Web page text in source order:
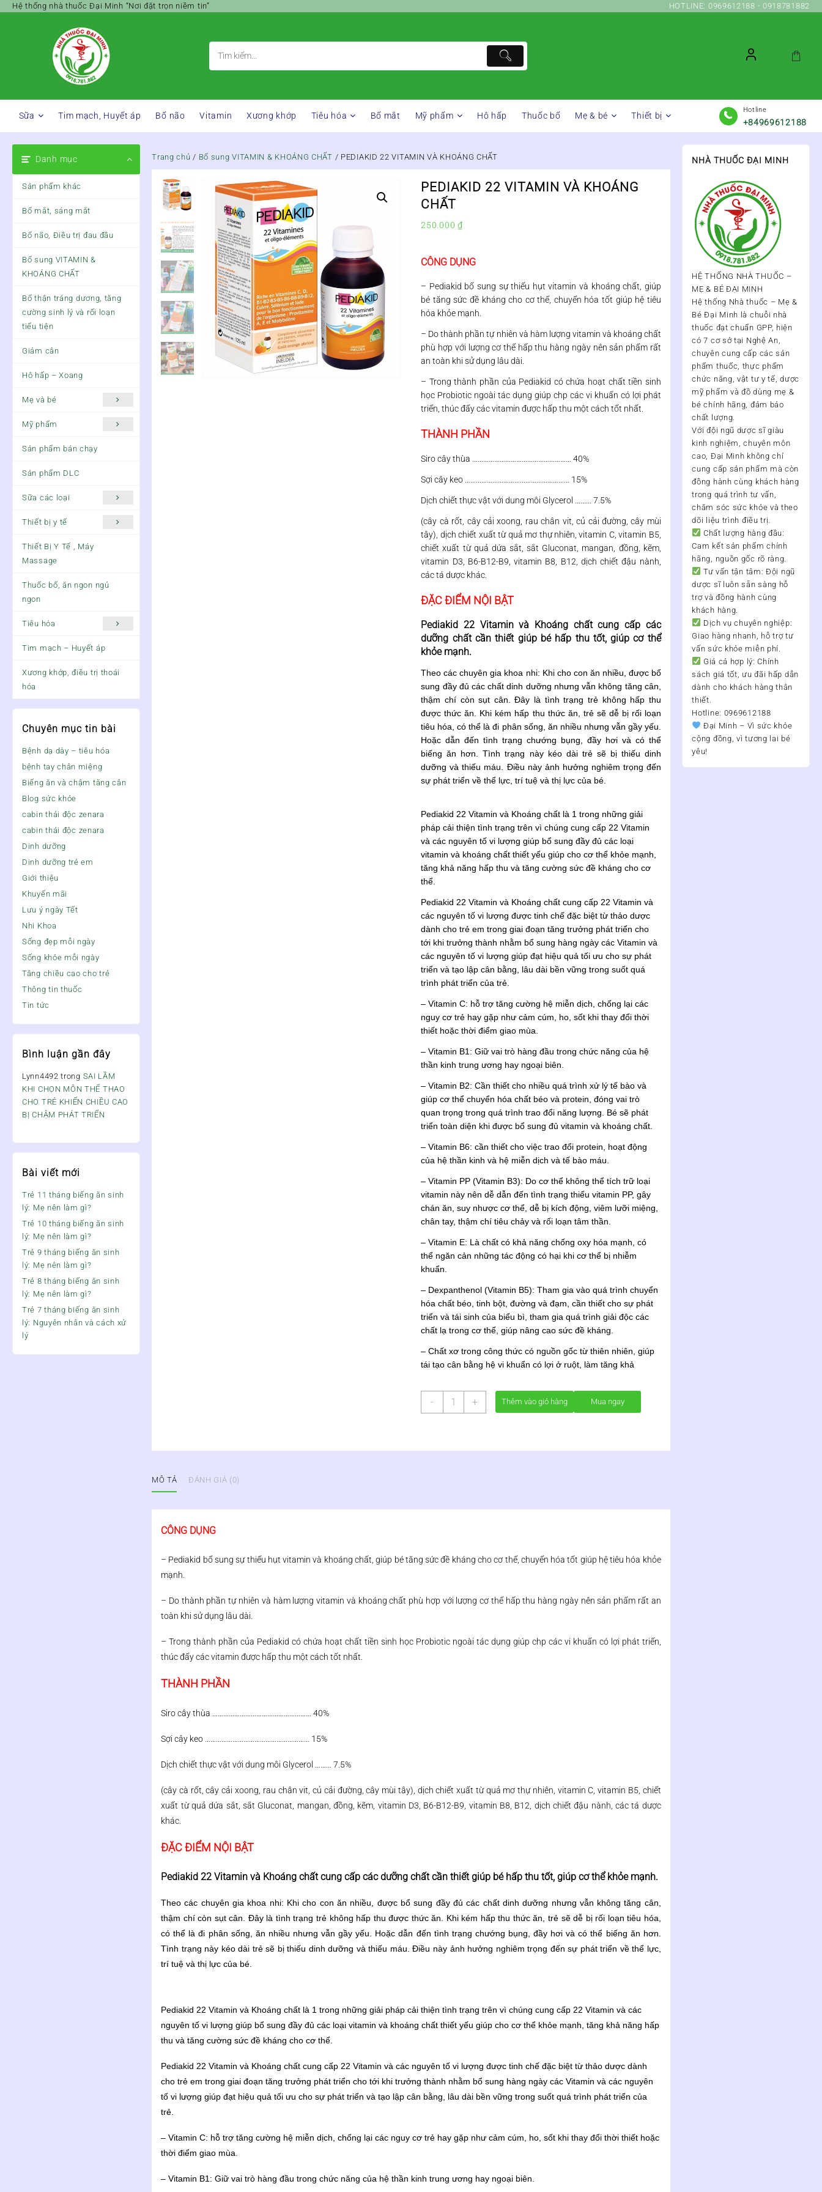
SkipHệ thống nhà thuốc Đại Minh “Nơi đặt trọn niềm tin” HOTLINE: 0969612188 - 0918781882
Sữa Tim mạch, Huyết áp Bổ não Vitamin Xương khớp Tiêu hóa Bổ mắt Mỹ phẩm Hô hấp Thuốc bổ Mẹ & bé Thiết bị
Hotline
+84969612188
Danh mục
Sản phẩm khác
Bổ mắt, sáng mắt
Bổ não, Điều trị đau đầu
Bổ sung VITAMIN &
KHOÁNG CHẤT
Bổ thận tráng dương, tăng
cường sinh lý và rối loạn
tiểu tiện
Giảm cân
Hô hấp – Xoang
Mẹ và bé
Mỹ phẩm
Sản phẩm bán chạy
Sản phẩm DLC
Sữa các loại
Thiết bị y tế
Thiết Bị Y Tế , Máy
Massage
Thuốc bổ, ăn ngon ngủ
ngon
Tiêu hóa
Tim mạch – Huyết áp
Xương khớp, điều trị thoái
hóa
Chuyên mục tin bài
Bệnh dạ dày – tiêu hóa
bệnh tay chân miệng
Biếng ăn và chậm tăng cân
Blog sức khỏe
cabin thải độc zenara
cabin thải độc zenara
Dinh dưỡng
Dinh dưỡng trẻ em
Giới thiệu
Khuyến mãi
Lưu ý ngày Tết
Nhi Khoa
Sống đẹp mỗi ngày
Sống khỏe mỗi ngày
Tăng chiều cao cho trẻ
Thông tin thuốc
Tin tức
Bình luận gần đây
Lynn4492 trong SAI LẦM
KHI CHỌN MÔN THỂ THAO
CHO TRẺ KHIẾN CHIỀU CAO
BỊ CHẬM PHÁT TRIỂN
Bài viết mới
Trẻ 11 tháng biếng ăn sinh
lý: Mẹ nên làm gì?
Trẻ 10 tháng biếng ăn sinh
lý: Mẹ nên làm gì?
Trẻ 9 tháng biếng ăn sinh
lý: Mẹ nên làm gì?
Trẻ 8 tháng biếng ăn sinh
lý: Mẹ nên làm gì?
Trẻ 7 tháng biếng ăn sinh
lý: Nguyên nhân và cách xử
lý
Trang chủ / Bổ sung VITAMIN & KHOÁNG CHẤT / PEDIAKID 22 VITAMIN VÀ KHOÁNG CHẤT
PEDIAKID 22 VITAMIN VÀ KHOÁNG
CHẤT
250.000 ₫
CÔNG DỤNG
– Pediakid bổ sung sự thiếu hụt vitamin và khoáng chất, giúp
bé tăng sức đề kháng cho cơ thể, chuyển hóa tốt giúp hệ tiêu
hóa khỏe mạnh.
– Do thành phần tự nhiên và hàm lượng vitamin và khoáng chất
phù hợp với lượng cơ thể hấp thu hàng ngày nên sản phẩm rất
an toàn khi sử dụng lâu dài.
– Trong thành phần của Pediakid có chứa hoạt chất tiền sinh
học Probiotic ngoài tác dụng giúp chp các vi khuẩn có lợi phát
triển, thúc đẩy các vitamin được hấp thu một cách tốt nhất.
THÀNH PHẦN
Siro cây thùa ……………………………………………… 40%
Sợi cây keo ………………………………………………… 15%
Dịch chiết thực vật với dung môi Glycerol ……… 7.5%
(cây cà rốt, cây cải xoong, rau chân vit, củ cải đường, cây mùi
tây), dịch chiết xuất từ quả mơ thự nhiên, vitamin C, vitamin B5,
chiết xuất từ quả dứa sắt, sắt Gluconat, mangan, đồng, kẽm,
vitamin D3, B6-B12-B9, vitamin B8, B12, dịch chiết đậu nành,
các tá dược khác.
ĐẶC ĐIỂM NỘI BẬT
Pediakid 22 Vitamin và Khoáng chất cung cấp các
dưỡng chất cần thiết giúp bé hấp thu tốt, giúp cơ thể
khỏe mạnh.
Theo các chuyên gia khoa nhi: Khi cho con ăn nhiều, được bổ
sung đầy đủ các chất dinh dưỡng nhưng vẫn không tăng cân,
thậm chí còn sụt cân. Đây là tình trạng trẻ không hấp thu
được thức ăn. Khi kém hấp thu thức ăn, trẻ sẽ dễ bị rối loạn
tiêu hóa, có thể là đi phân sống, ăn nhiều nhưng vẫn gầy yếu.
Hoặc dẫn đến tình trạng chướng bụng, đầy hơi và có thể
biếng ăn hơn. Tình trạng này kéo dài trẻ sẽ bị thiếu dinh
dưỡng và thiếu máu. Điều này ảnh hưởng nghiêm trọng đến
sự phát triển về thể lực, trí tuệ và thị lực của bé.
Pediakid 22 Vitamin và Khoáng chất là 1 trong những giải
pháp cải thiện tình trạng trên vì chúng cung cấp 22 Vitamin
và các nguyên tố vi lượng giúp bổ sung đầy đủ các loại
vitamin và khoáng chất thiết yếu giúp cho cơ thể khỏe mạnh,
tăng khả năng hấp thu và tăng cường sức đề kháng cho cơ
thể.
Pediakid 22 Vitamin và Khoáng chất cung cấp 22 Vitamin và
các nguyên tố vi lượng được tinh chế đặc biệt từ thảo dược
dành cho trẻ em trong giai đoạn tăng trưởng phát triển cho
tới khi trưởng thành nhằm bổ sung hàng ngày các Vitamin và
các nguyên tố vi lượng giúp đạt hiệu quả tối ưu cho sự phát
triển và tạo lập cân bằng, lâu dài bền vững trong suốt quá
trình phát triển của trẻ.
– Vitamin C: hỗ trợ tăng cường hệ miễn dịch, chống lại các
nguy cơ trẻ hay gặp như cảm cúm, ho, sốt khi thay đổi thời
thiết hoặc thời điểm giao mùa.
– Vitamin B1: Giữ vai trò hàng đầu trong chức năng của hệ
thần kinh trung ương hay ngoại biên.
– Vitamin B2: Cần thiết cho nhiều quá trình xử lý tế bào và
giúp cơ thể chuyển hóa chất béo và protein, đóng vai trò
quan trọng trong quá trình trao đổi năng lượng. Bé sẽ phát
triển toàn diện khi được bổ sung đủ vitamin và khoáng chất.
– Vitamin B6: cần thiết cho việc trao đổi protein, hoạt động
của hệ thần kinh và hệ miễn dịch và tế bào máu.
– Vitamin PP (Vitamin B3): Do cơ thể không thể tích trữ loại
vitamin này nên dễ dẫn đến tình trạng thiếu vitamin PP, gây
chán ăn, suy nhược cơ thể, dễ bị kích động, viêm lưỡi miệng,
chân tay, thậm chí tiêu chảy và rối loạn tâm thần.
– Vitamin E: Là chất có khả năng chống oxy hóa mạnh, có
thể ngăn cản những tác động có hại khi cơ thể bị nhiễm
khuẩn.
– Dexpanthenol (Vitamin B5): Tham gia vào quá trình chuyển
hóa chất béo, tinh bột, đường và đạm, cần thiết cho sự phát
triển và tái sinh của biểu bì, tham gia quá trình giải độc các
chất lạ trong cơ thể, giúp nâng cao sức đề kháng.
– Chất xơ trong công thức có nguồn gốc từ thiên nhiên, giúp
tái tạo cân bằng hệ vi khuẩn có lợi ở ruột, làm tăng khả
-
PEDIAKID
KHOÁNG
+ Thêm vào giỏ hàng Mua ngay
MÔ TẢ ĐÁNH GIÁ (0)
CÔNG DỤNG
– Pediakid bổ sung sự thiếu hụt vitamin và khoáng chất, giúp bé tăng sức đề kháng cho cơ thể, chuyển hóa tốt giúp hệ tiêu hóa khỏe
mạnh.
– Do thành phần tự nhiên và hàm lượng vitamin và khoáng chất phù hợp với lượng cơ thể hấp thu hàng ngày nên sản phẩm rất an
toàn khi sử dụng lâu dài.
– Trong thành phần của Pediakid có chứa hoạt chất tiền sinh học Probiotic ngoài tác dụng giúp chp các vi khuẩn có lợi phát triển,
thúc đẩy các vitamin được hấp thu một cách tốt nhất.
THÀNH PHẦN
Siro cây thùa ……………………………………………… 40%
Sợi cây keo ………………………………………………… 15%
Dịch chiết thực vật với dung môi Glycerol ……… 7.5%
(cây cà rốt, cây cải xoong, rau chân vit, củ cải đường, cây mùi tây), dịch chiết xuất từ quả mơ thự nhiên, vitamin C, vitamin B5, chiết
xuất từ quả dứa sắt, sắt Gluconat, mangan, đồng, kẽm, vitamin D3, B6-B12-B9, vitamin B8, B12, dịch chiết đậu nành, các tá dược
khác.
ĐẶC ĐIỂM NỘI BẬT
Pediakid 22 Vitamin và Khoáng chất cung cấp các dưỡng chất cần thiết giúp bé hấp thu tốt, giúp cơ thể khỏe mạnh.
Theo các chuyên gia khoa nhi: Khi cho con ăn nhiều, được bổ sung đầy đủ các chất dinh dưỡng nhưng vẫn không tăng cân,
thậm chí còn sụt cân. Đây là tình trạng trẻ không hấp thu được thức ăn. Khi kém hấp thu thức ăn, trẻ sẽ dễ bị rối loạn tiêu hóa,
có thể là đi phân sống, ăn nhiều nhưng vẫn gầy yếu. Hoặc dẫn đến tình trạng chướng bụng, đầy hơi và có thể biếng ăn hơn.
Tình trạng này kéo dài trẻ sẽ bị thiếu dinh dưỡng và thiếu máu. Điều này ảnh hưởng nghiêm trọng đến sự phát triển về thể lực,
trí tuệ và thị lực của bé.
Pediakid 22 Vitamin và Khoáng chất là 1 trong những giải pháp cải thiện tình trạng trên vì chúng cung cấp 22 Vitamin và các
nguyên tố vi lượng giúp bổ sung đầy đủ các loại vitamin và khoáng chất thiết yếu giúp cho cơ thể khỏe mạnh, tăng khả năng hấp
thu và tăng cường sức đề kháng cho cơ thể.
Pediakid 22 Vitamin và Khoáng chất cung cấp 22 Vitamin và các nguyên tố vi lượng được tinh chế đặc biệt từ thảo dược dành
cho trẻ em trong giai đoạn tăng trưởng phát triển cho tới khi trưởng thành nhằm bổ sung hàng ngày các Vitamin và các nguyên
tố vi lượng giúp đạt hiệu quả tối ưu cho sự phát triển và tạo lập cân bằng, lâu dài bền vững trong suốt quá trình phát triển của
trẻ.
– Vitamin C: hỗ trợ tăng cường hệ miễn dịch, chống lại các nguy cơ trẻ hay gặp như cảm cúm, ho, sốt khi thay đổi thời thiết hoặc
thời điểm giao mùa.
– Vitamin B1: Giữ vai trò hàng đầu trong chức năng của hệ thần kinh trung ương hay ngoại biên.
NHÀ THUỐC ĐẠI MINH
HỆ THỐNG NHÀ THUỐC –
MẸ & BÉ ĐẠI MINH
Hệ thống Nhà thuốc – Mẹ &
Bé Đại Minh là chuỗi nhà
thuốc đạt chuẩn GPP, hiện
có7 cơ sở tại Nghệ An,
chuyên cung cấp các sản
phẩm thuốc, thực phẩm
chức năng, vật tư y tế, dược
mỹ phẩm và đồ dùng mẹ &
bé chính hãng, đảm bảo
chất lượng.
Với đội ngũ dược sĩ giàu
kinh nghiệm, chuyên môn
cao, Đại Minh không chỉ
cung cấp sản phẩm mà còn
đồng hành cùng khách hàng
trong quá trình tư vấn,
chăm sóc sức khỏe và theo
dõi liệu trình điều trị.
Chất lượng hàng đầu:
Cam kết sản phẩm chính
hãng, nguồn gốc rõ ràng.
Tư vấn tận tâm: Đội ngũ
dược sĩ luôn sẵn sàng hỗ
trợ và đồng hành cùng
khách hàng.
Dịch vụ chuyên nghiệp:
Giao hàng nhanh, hỗ trợ tư
vấn sức khỏe miễn phí.
Giá cả hợp lý: Chính
sách giá tốt, ưu đãi hấp dẫn
dành cho khách hàng thân
thiết.
Hotline: 0969612188
Đại Minh – Vì sức khỏe
cộng đồng, vì tương lai bé
yêu!